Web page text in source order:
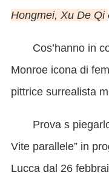
Hongmei, Xu De Qi
Cos’hanno in
Monroe icona di
pittrice surrealista
Prova s
Vite parallele” in
Lucca dal 26